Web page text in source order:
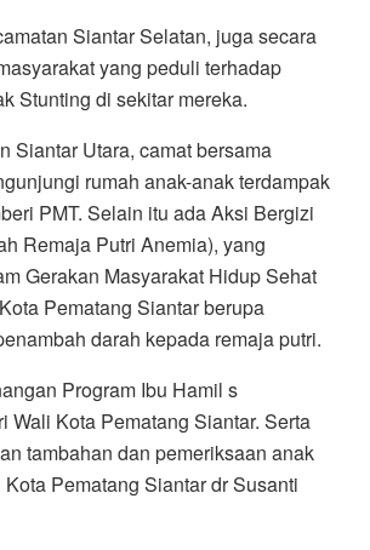
Siantar Selatan, juga secara
yang peduli terhadap
Stunting di sekitar mereka.
Siantar Utara, camat bersama
rumah anak-anak terdampak
PMT. Selain itu ada Aksi Bergizi
Remaja Putri Anemia), yang
Gerakan Masyarakat Hidup Sehat
Pematang Siantar berupa
darah kepada remaja putri.
Program Ibu Hamil s
Wali Kota Pematang Siantar. Serta
tambahan dan pemeriksaan anak
Pematang Siantar dr Susanti